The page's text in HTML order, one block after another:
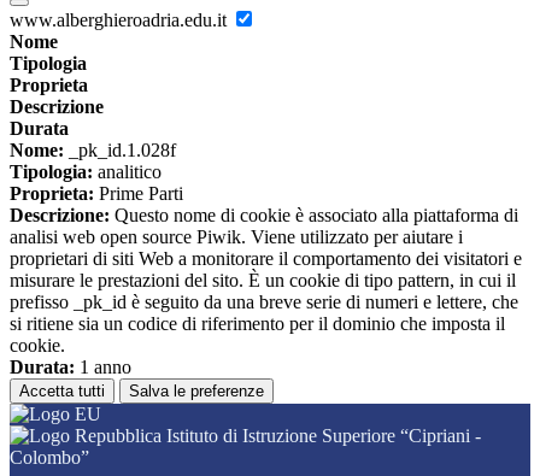
www.alberghieroadria.edu.it
Nome
Tipologia
Proprieta
Descrizione
Durata
Nome: _pk_id.1.028f
Tipologia: analitico
Proprieta: Prime Parti
Descrizione: Questo nome di cookie è associato alla piattaforma di
analisi web open source Piwik. Viene utilizzato per aiutare i
proprietari di siti Web a monitorare il comportamento dei visitatori e
misurare le prestazioni del sito. È un cookie di tipo pattern, in cui il
prefisso _pk_id è seguito da una breve serie di numeri e lettere, che
si ritiene sia un codice di riferimento per il dominio che imposta il
cookie.
Durata: 1 anno
Accetta tutti Salva le preferenze
Istituto di Istruzione Superiore “Cipriani -
Colombo”